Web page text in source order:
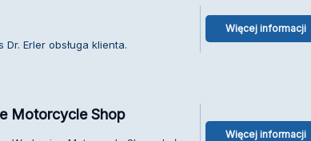
Erler obsługa klienta.
Więcej informacji
Motorcycle Shop
Więcej informacji